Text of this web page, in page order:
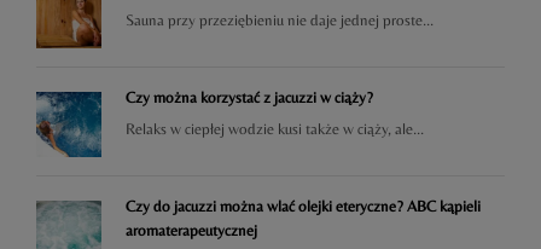
Sauna przy przeziębieniu nie daje jednej proste...
Czy można korzystać z jacuzzi w ciąży?
Relaks w ciepłej wodzie kusi także w ciąży, ale...
Czy do jacuzzi można wlać olejki eteryczne? ABC kąpieli
aromaterapeutycznej